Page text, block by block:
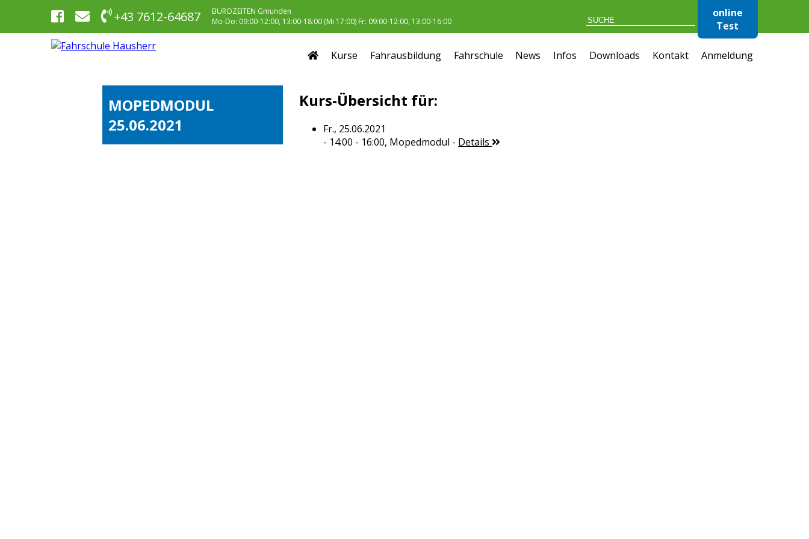
+43 7612-64687
BÜROZEITEN Gmunden
Mo-Do: 09:00-12:00, 13:00-18:00 (Mi 17:00) Fr: 09:00-12:00, 13:00-16:00
online
Test
Kurse Fahrausbildung Fahrschule News Infos Downloads Kontakt Anmeldung
MOPEDMODUL
25.06.2021
Kurs-Übersicht für:
Fr., 25.06.2021
- 14:00 - 16:00, Mopedmodul - Details